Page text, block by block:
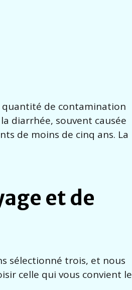
quantité de contamination
diarrhée, souvent causée
de moins de cinq ans. La
et de
sélectionné trois, et nous
celle qui vous convient le